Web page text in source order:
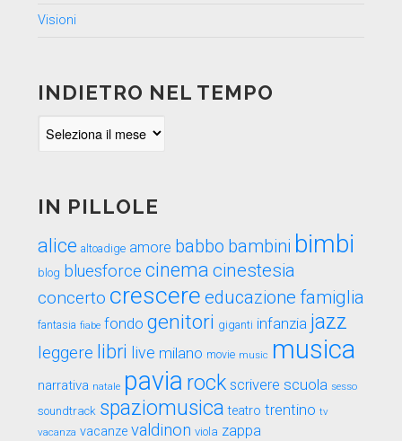
Visioni
INDIETRO NEL TEMPO
IN PILLOLE
alice altoadige amore babbo bambini bimbi
blog bluesforce cinema cinestesia
concerto crescere educazione famiglia
fantasia fiabe fondo genitori giganti infanzia jazz
leggere libri live milano movie music musica
narrativa natale pavia rock scrivere scuola sesso
soundtrack spaziomusica teatro trentino tv
vacanza vacanze valdinon viola zappa